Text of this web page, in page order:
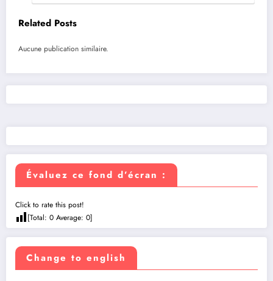
Related Posts
Aucune publication similaire.
Évaluez ce fond d’écran :
Click to rate this post!
[Total: 0 Average: 0]
Change to english